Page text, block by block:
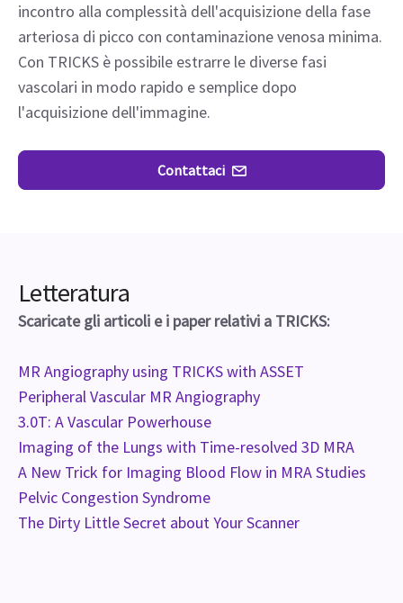
incontro alla complessità dell'acquisizione della fase
arteriosa di picco con contaminazione venosa minima.
Con TRICKS è possibile estrarre le diverse fasi
vascolari in modo rapido e semplice dopo
l'acquisizione dell'immagine.
Contattaci
Letteratura
Scaricate gli articoli e i paper relativi a TRICKS:
MR Angiography using TRICKS with ASSET
Peripheral Vascular MR Angiography
3.0T: A Vascular Powerhouse
Imaging of the Lungs with Time-resolved 3D MRA
A New Trick for Imaging Blood Flow in MRA Studies
Pelvic Congestion Syndrome
The Dirty Little Secret about Your Scanner